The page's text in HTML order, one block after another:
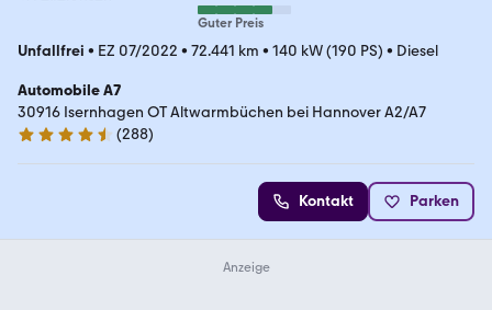
Guter Preis
Unfallfrei • EZ 07/2022 • 72.441 km • 140 kW (190 PS) • Diesel
Automobile A7
30916 Isernhagen OT Altwarmbüchen bei Hannover A2/A7
4.7 Sterne
(288)
Kontakt Parken